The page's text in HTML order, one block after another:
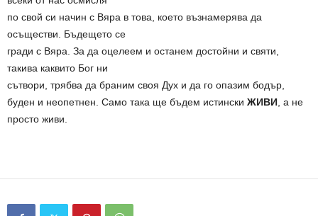
по свой си начин с Вяра в това, което възнамерява да
осъществи. Бъдещето се
гради с Вяра. За да оцелеем и останем достойни и святи,
такива каквито Бог ни
сътвори, трябва да браним своя Дух и да го опазим бодър,
буден и неопетнен. Само така ще бъдем истински ЖИВИ , а не
просто живи.